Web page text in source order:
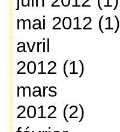
mai 2012 (1)
avril
2012 (1)
mars
2012 (2)